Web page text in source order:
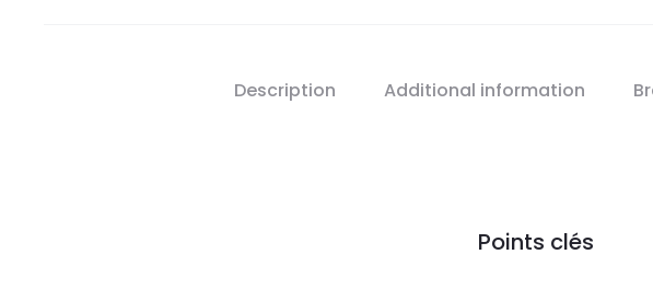
Description Additional information
Points clés